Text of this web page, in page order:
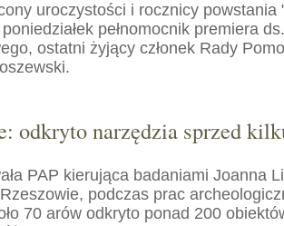
uroczystości i rocznicy powstania
pełnomocnik premiera
ostatni żyjący członek Rady
odkryto narzędzia sprzed
PAP kierująca badaniami Joanna
podczas prac
70 arów odkryto ponad 200